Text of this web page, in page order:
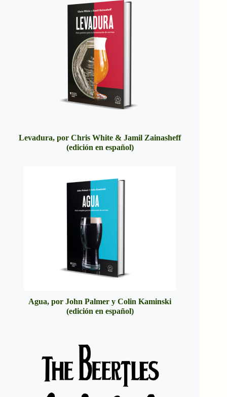
Levadura, por Chris White & Jamil Zainasheff
(edición en español)
Agua, por John Palmer y Colin Kaminski
(edición en español)